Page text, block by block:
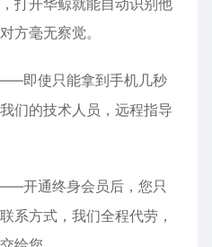
打开华鲸就能自动识别他
方毫无察觉。
即使只能拿到手机几秒
们的技术人员，远程指导
开通终身会员后，您只
系方式，我们全程代劳，